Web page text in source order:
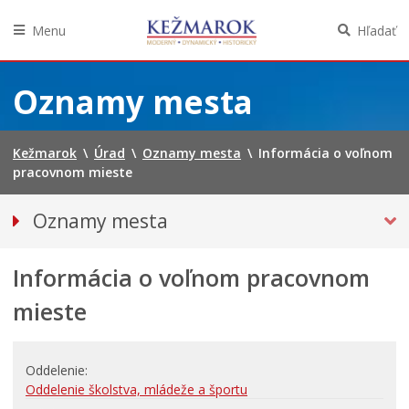
obsah
Menu Hľadať
Oznamy mesta
Kežmarok \ Úrad \ Oznamy mesta \ Informácia o voľnom
pracovnom mieste
Oznamy mesta
Bezpečnosť
Straty a nálezy
Kultúra, šport a propagácia
Informácia o voľnom pracovnom
mieste
Oddelenie
Oddelenie školstva, mládeže a športu